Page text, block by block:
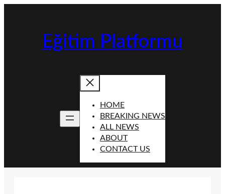
Eğitim Platformu
HOME
BREAKING NEWS
ALL NEWS
ABOUT
CONTACT US